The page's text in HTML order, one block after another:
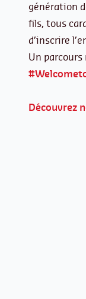
génération
fils, tous
d’inscrire
Un
Découvrez